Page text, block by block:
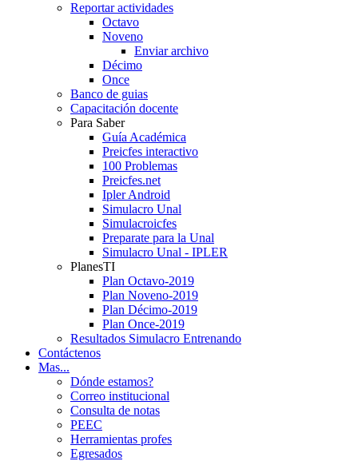
Reportar actividades
Octavo
Noveno
Enviar archivo
Décimo
Once
Banco de guias
Capacitación docente
Para Saber
Guía Académica
Preicfes interactivo
100 Problemas
Preicfes.net
Ipler Android
Simulacro Unal
Simulacroicfes
Preparate para la Unal
Simulacro Unal - IPLER
PlanesTI
Plan Octavo-2019
Plan Noveno-2019
Plan Décimo-2019
Plan Once-2019
Resultados Simulacro Entrenando
Contáctenos
Mas...
Dónde estamos?
Correo institucional
Consulta de notas
PEEC
Herramientas profes
Egresados